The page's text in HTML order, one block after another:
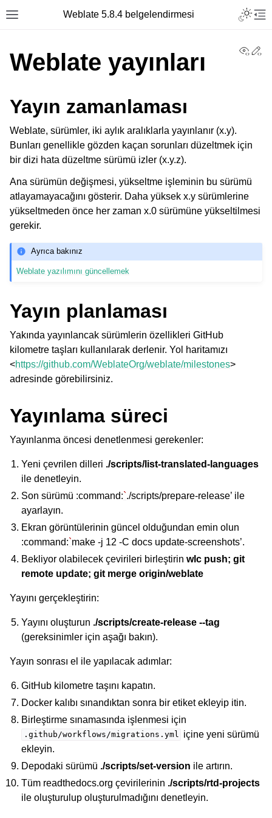
Toggle site navigation sidebar
Weblate 5.8.4 belgelendirmesi Toggle
navigation of Yapılandırma yönergesi
Weblate yayınları
Yayın zamanlaması
Weblate, sürümler, iki aylık aralıklarla yayınlanır (x.y).
Bunları genellikle gözden kaçan sorunları düzeltmek için
bir dizi hata düzeltme sürümü izler (x.y.z).
Ana sürümün değişmesi, yükseltme işleminin bu sürümü
atlayamayacağını gösterir. Daha yüksek x.y sürümlerine
yükseltmeden önce her zaman x.0 sürümüne yükseltilmesi
gerekir.
Ayrıca bakınız
Weblate yazılımını güncellemek
Yayın planlaması
Yakında yayınlancak sürümlerin özellikleri GitHub
kilometre taşları kullanılarak derlenir. Yol haritamızı
<https://github.com/WeblateOrg/weblate/milestones>
adresinde görebilirsiniz.
Yayınlama süreci
Yayınlanma öncesi denetlenmesi gerekenler:
Yeni çevrilen dilleri ./scripts/list-translated-languages
ile denetleyin.
Son sürümü :command:`./scripts/prepare-release’ ile
ayarlayın.
Ekran görüntülerinin güncel olduğundan emin olun
:command:`make -j 12 -C docs update-screenshots’.
Bekliyor olabilecek çevirileri birleştirinwlc push; git
remote update; git merge origin/weblate
Yayını gerçekleştirin:
Yayını oluşturun ./scripts/create-release --tag
(gereksinimler için aşağı bakın).
Yayın sonrası el ile yapılacak adımlar:
GitHub kilometre taşını kapatın.
Docker kalıbı sınandıktan sonra bir etiket ekleyip itin.
Birleştirme sınamasında işlenmesi için
.github/workflows/migrations.yml içine yeni sürümü
ekleyin.
Depodaki sürümü ./scripts/set-version ile artırın.
Tüm readthedocs.org çevirilerinin ./scripts/rtd-projects
ile oluşturulup oluşturulmadığını denetleyin.